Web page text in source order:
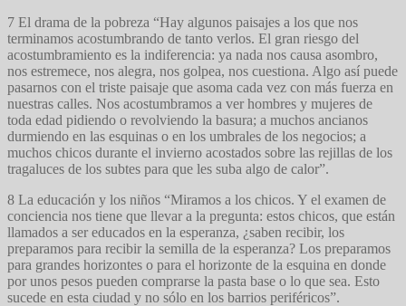
7 El drama de la pobreza “Hay algunos paisajes a los que nos
terminamos acostumbrando de tanto verlos. El gran riesgo del
acostumbramiento es la indiferencia: ya nada nos causa asombro,
nos estremece, nos alegra, nos golpea, nos cuestiona. Algo así puede
pasarnos con el triste paisaje que asoma cada vez con más fuerza en
nuestras calles. Nos acostumbramos a ver hombres y mujeres de
toda edad pidiendo o revolviendo la basura; a muchos ancianos
durmiendo en las esquinas o en los umbrales de los negocios; a
muchos chicos durante el invierno acostados sobre las rejillas de los
tragaluces de los subtes para que les suba algo de calor”.
8 La educación y los niños “Miramos a los chicos. Y el examen de
conciencia nos tiene que llevar a la pregunta: estos chicos, que están
llamados a ser educados en la esperanza, ¿saben recibir, los
preparamos para recibir la semilla de la esperanza? Los preparamos
para grandes horizontes o para el horizonte de la esquina en donde
por unos pesos pueden comprarse la pasta base o lo que sea. Esto
sucede en esta ciudad y no sólo en los barrios periféricos”.